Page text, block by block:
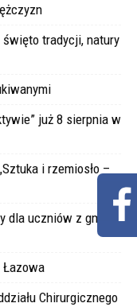
tradycji, natury
już 8 sierpnia w
i rzemiosło –
dla uczniów z gminy
Łazowa
Chirurgicznego